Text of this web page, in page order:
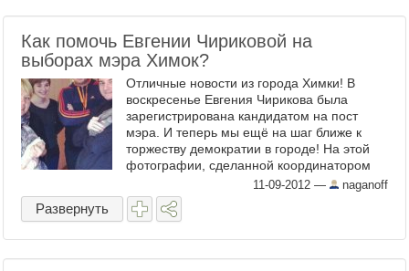
Как помочь Евгении Чириковой на
выборах мэра Химок?
Отличные новости из города Химки! В
воскресенье Евгения Чирикова была
зарегистрирована кандидатом на пост
мэра. И теперь мы ещё на шаг ближе к
торжеству демократии в городе! На этой
фотографии, сделанной координатором
проекта РосВыборы ...11-09-2012 — naganoff
Развернуть